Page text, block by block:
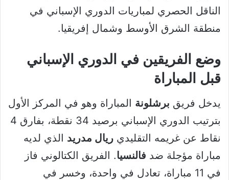
الناقل الحصري لمباريات الدوري الإسباني في
منطقة الشرق الأوسط وشمال إفريقيا.
وضع الفريقين في الدوري الإسباني
قبل المباراة
يدخل فريق برشلونة المباراة وهو في المركز الأول
بترتيب الدوري الإسباني برصيد 34 نقطة، بفارق 4
نقاط عن غريمه التقليدي ريال مدريد الذي لديه
مباراة مؤجلة ضد فالنسيا. الفريق الكتالوني فاز
في 11 مباراة، تعادل في واحدة، وخسر في